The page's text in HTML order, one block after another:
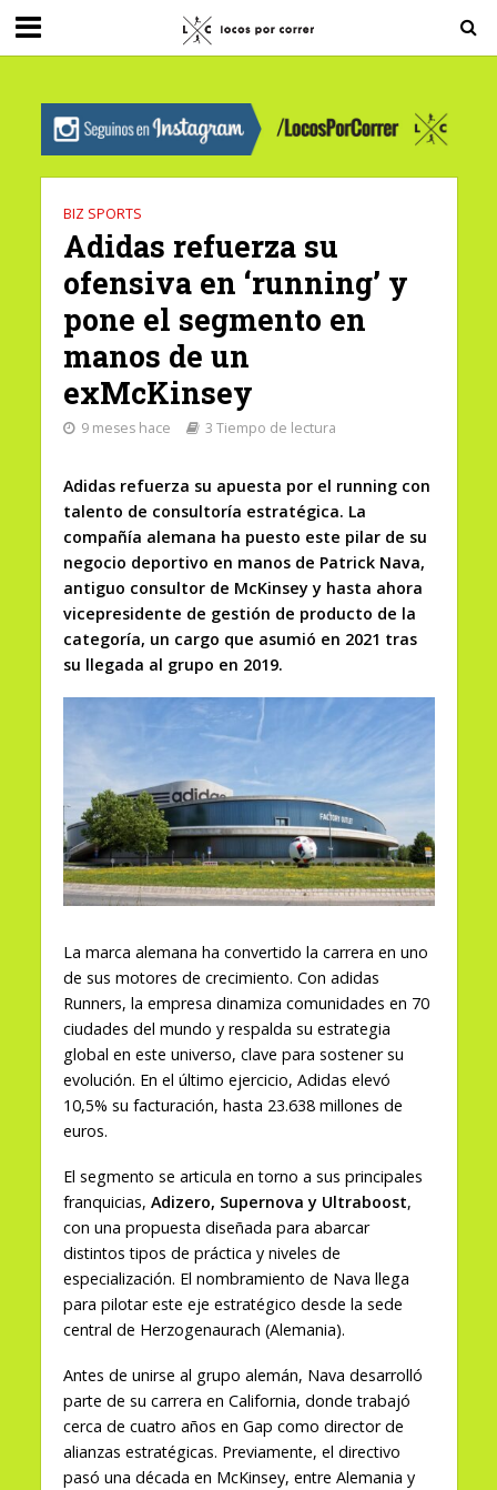
G-0X2PD3RFLV
BIZ SPORTS
Adidas refuerza su
ofensiva en ‘running’ y
pone el segmento en
manos de un
exMcKinsey
9 meses hace 3 Tiempo de lectura
Adidas refuerza su apuesta por el running con
talento de consultoría estratégica. La
compañía alemana ha puesto este pilar de su
negocio deportivo en manos de Patrick Nava,
antiguo consultor de McKinsey y hasta ahora
vicepresidente de gestión de producto de la
categoría, un cargo que asumió en 2021 tras
su llegada al grupo en 2019.
La marca alemana ha convertido la carrera en uno
de sus motores de crecimiento. Con adidas
Runners, la empresa dinamiza comunidades en 70
ciudades del mundo y respalda su estrategia
global en este universo, clave para sostener su
evolución. En el último ejercicio, Adidas elevó
10,5% su facturación, hasta 23.638 millones de
euros.
El segmento se articula en torno a sus principales
franquicias, Adizero, Supernova y Ultraboost,
con una propuesta diseñada para abarcar
distintos tipos de práctica y niveles de
especialización. El nombramiento de Nava llega
para pilotar este eje estratégico desde la sede
central de Herzogenaurach (Alemania).
Antes de unirse al grupo alemán, Nava desarrolló
parte de su carrera en California, donde trabajó
cerca de cuatro años en Gap como director de
alianzas estratégicas. Previamente, el directivo
pasó una década en McKinsey, entre Alemania y